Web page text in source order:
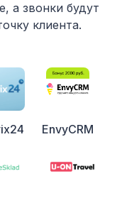
а звонки будут
клиента.
EnvyCRM